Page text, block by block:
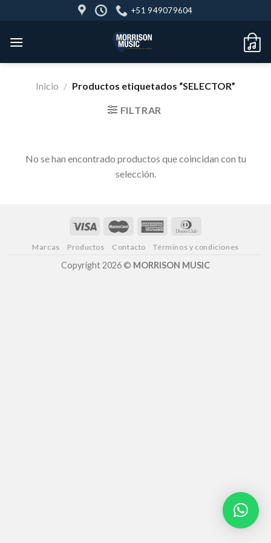
content
+51 949079604
Inicio / Productos etiquetados “SELECTOR”
FILTRAR
No se han encontrado productos que coincidan con tu
selección.
Marcas Productos Contacto Términos y condiciones
Copyright 2026 © MORRISON MUSIC